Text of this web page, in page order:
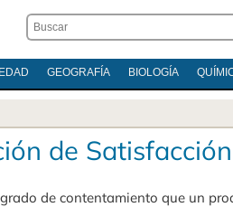
GEOGRAFÍA BIOLOGÍA
de
de contentamiento que un